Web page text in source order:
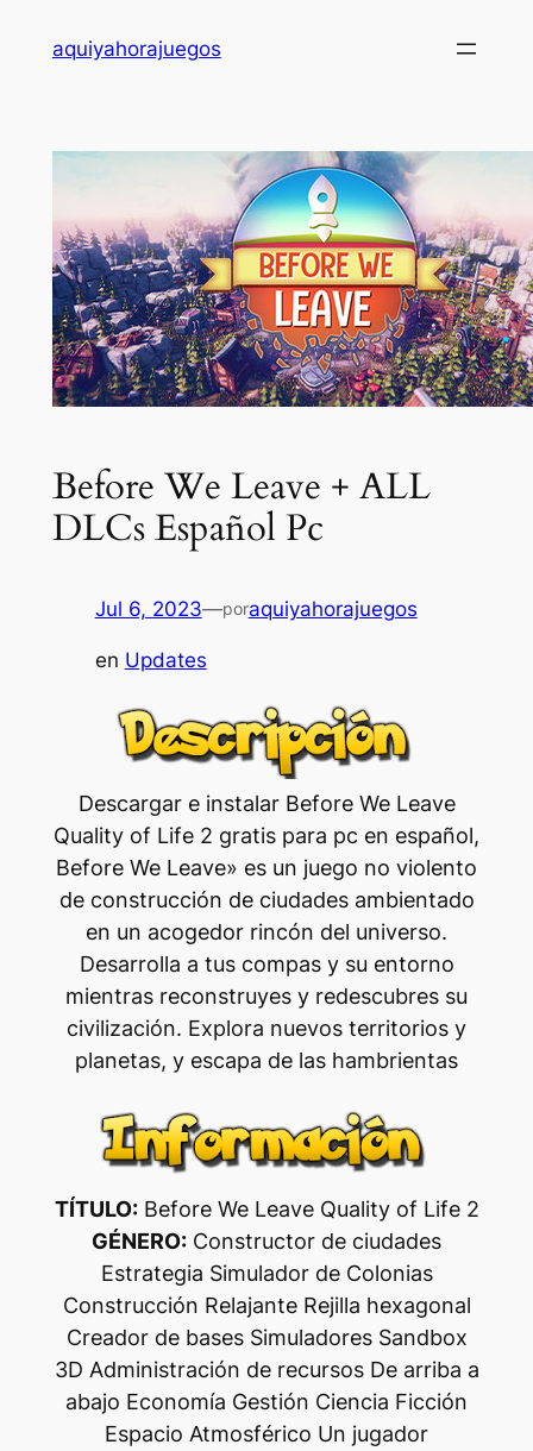
aquiyahorajuegos
Before We Leave + ALL
DLCs Español Pc
Jul 6, 2023—poraquiyahorajuegos
en Updates
Descargar e instalar Before We Leave
Quality of Life 2 gratis para pc en español,
Before We Leave» es un juego no violento
de construcción de ciudades ambientado
en un acogedor rincón del universo.
Desarrolla a tus compas y su entorno
mientras reconstruyes y redescubres su
civilización. Explora nuevos territorios y
planetas, y escapa de las hambrientas
TÍTULO:Before We Leave Quality of Life 2
GÉNERO: Constructor de ciudades
Estrategia Simulador de Colonias
Construcción Relajante Rejilla hexagonal
Creador de bases Simuladores Sandbox
3D Administración de recursos De arriba a
abajo Economía Gestión Ciencia Ficción
Espacio Atmosférico Un jugador